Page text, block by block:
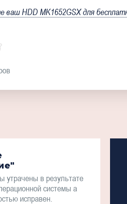
ваш HDD MK1652GSX для
утрачены в результате
системы а
исправен.